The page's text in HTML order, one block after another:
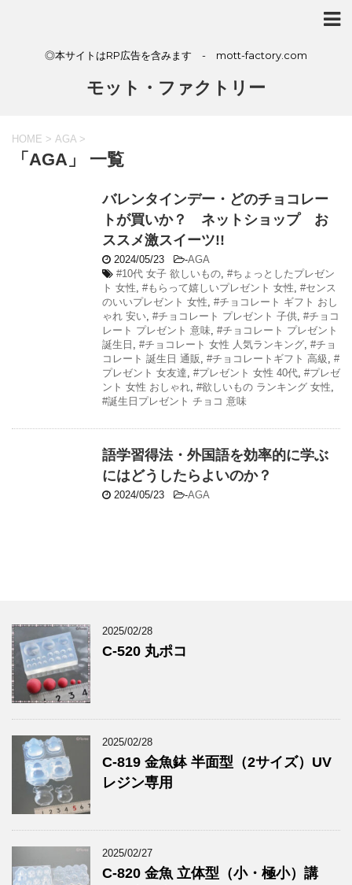
◎本サイトはRP広告を含みます - mott-factory.com
モット・ファクトリー
HOME > AGA >
「AGA」 一覧
バレンタインデー・どのチョコレー
トが買いか？ ネットショップ お
ススメ激スイーツ!!
2024/05/23 -AGA
#10代 女子 欲しいもの, #ちょっとしたプレゼン
ト 女性, #もらって嬉しいプレゼント 女性, #センス
のいいプレゼント 女性, #チョコレート ギフト おし
ゃれ 安い, #チョコレート プレゼント 子供, #チョコ
レート プレゼント 意味, #チョコレート プレゼント
誕生日 , #チョコレート 女性 人気ランキング, #チョ
コレート 誕生日 通販 , #チョコレートギフト 高級 , #
プレゼント 女友達, #プレゼント 女性 40代, #プレゼ
ント 女性 おしゃれ, #欲しいもの ランキング 女性,
#誕生日プレゼント チョコ 意味
語学習得法・外国語を効率的に学ぶ
にはどうしたらよいのか？
2024/05/23 -AGA
2025/02/28
C-520 丸ポコ
2025/02/28
C-819 金魚鉢 半面型（2サイズ）UV
レジン専用
2025/02/27
C-820 金魚 立体型（小・極小）講